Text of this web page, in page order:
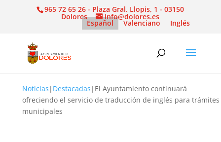
965 72 65 26 - Plaza Gral. Llopis, 1 - 03150
Dolores info@dolores.es
Español Valenciano Inglés
Noticias | Destacadas | El Ayuntamiento continuará
ofreciendo el servicio de traducción de inglés para trámites
municipales